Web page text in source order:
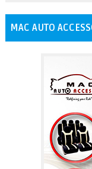
MAC AUTO